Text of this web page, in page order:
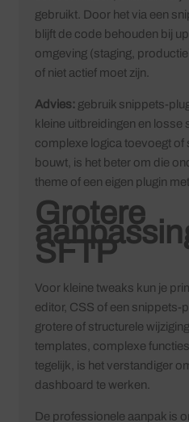
gebruikt. Door het via een
blijft de code behouden bij
omgeving (staging,
of niet actief moet zijn.
Advies: gebruik snippets-
kleine uitbreidingen en
complexe logica toevoegt of
bouwt, is het beter om die
theme of een eigen plugin
Grotere
SFTP
Voor kleine tweaks kun je
editor, CSS of een snippets-
grotere of structurele
templates, complexe
tegelijk, is het verstandiger
dashboard te werken.
De professionele aanpak is